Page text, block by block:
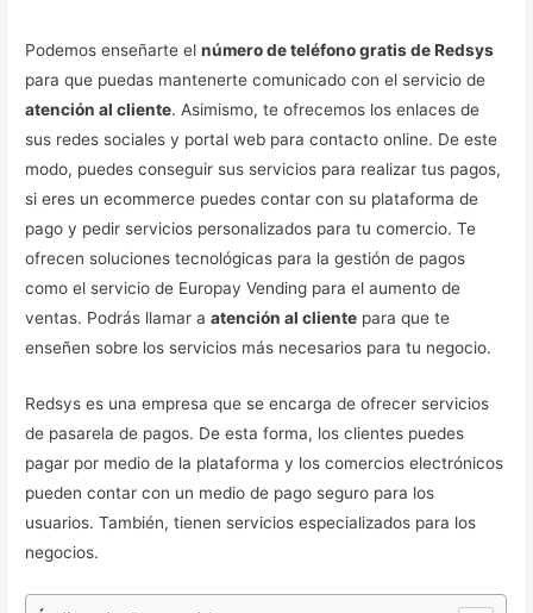
Podemos enseñarte elnúmero de teléfono gratis de Redsys
para que puedas mantenerte comunicado con el servicio de
atención al cliente. Asimismo, te ofrecemos los enlaces de
sus redes sociales y portal web para contacto online. De este
modo, puedes conseguir sus servicios para realizar tus pagos,
si eres un ecommerce puedes contar con su plataforma de
pago y pedir servicios personalizados para tu comercio. Te
ofrecen soluciones tecnológicas para la gestión de pagos
como el servicio de Europay Vending para el aumento de
ventas. Podrás llamar aatención al cliente para que te
enseñen sobre los servicios más necesarios para tu negocio.
Redsys es una empresa que se encarga de ofrecer servicios
de pasarela de pagos. De esta forma, los clientes puedes
pagar por medio de la plataforma y los comercios electrónicos
pueden contar con un medio de pago seguro para los
usuarios. También, tienen servicios especializados para los
negocios.